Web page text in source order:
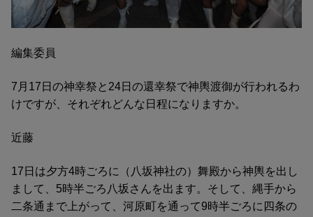
編集委員
7月17日の神幸祭と24日の還幸祭で神輿渡御が行われるわ
けですが、それぞれどんな日程になりますか。
近藤
17日は夕方4時ごろに（八坂神社の）舞殿から神輿を出し
まして、5時半ごろ八坂さんを出ます。そして、縄手から
二条通まで上がって、河原町を通って9時半ごろに四条の